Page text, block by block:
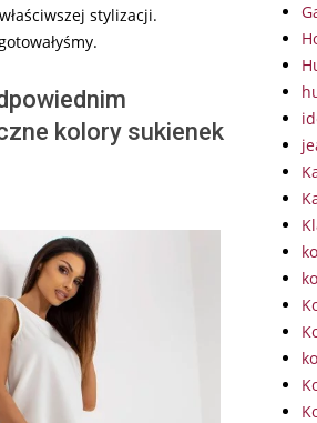
stylizacji.
kolory sukienek